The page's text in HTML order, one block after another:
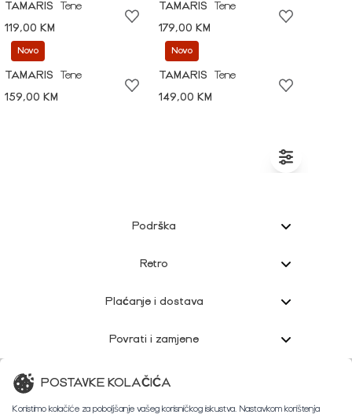
TAMARIS
Tene
119,00 KM
TAMARIS
Tene
179,00 KM
Novo
TAMARIS
Tene
159,00 KM
Novo
TAMARIS
Tene
149,00 KM
Podrška
Retro
Plaćanje i dostava
Povrati i zamjene
Korisnička podrška
POSTAVKE KOLAČIĆA
Koristimo kolačiće za poboljšanje vašeg korisničkog iskustva. Nastavkom korištenja